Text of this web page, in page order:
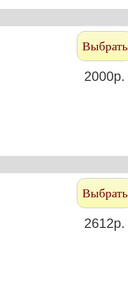
Выбрать
2000р.
Выбрать
2612р.